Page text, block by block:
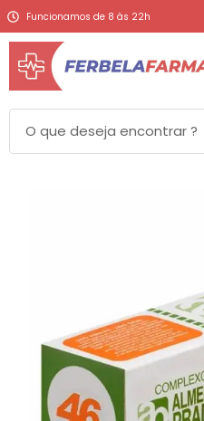
Funcionamos de 8 às 22h